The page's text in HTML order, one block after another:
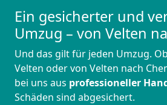
Ein gesicherter und
Umzug – von Velten
Und das gilt für jeden Umzug.
Velten oder von Velten nach
bei uns aus professioneller
Schäden sind abgesichert.